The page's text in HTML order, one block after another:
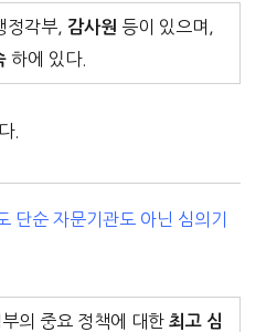
정각부, 감사원 등이 있으며,
하에 있다.
.
단순 자문기관도 아닌 심의기
의 중요 정책에 대한 최고 심